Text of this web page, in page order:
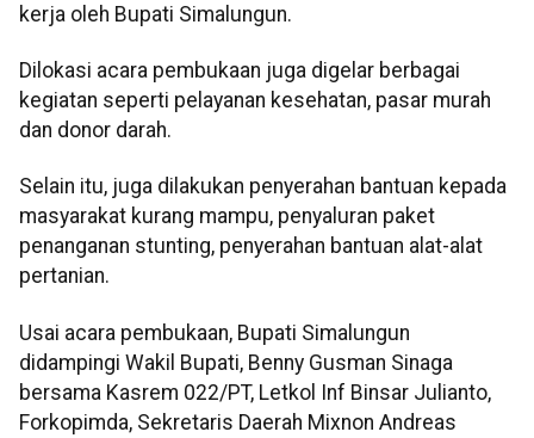
kerja oleh Bupati Simalungun.
Dilokasi acara pembukaan juga digelar berbagai
kegiatan seperti pelayanan kesehatan, pasar murah
dan donor darah.
Selain itu, juga dilakukan penyerahan bantuan kepada
masyarakat kurang mampu, penyaluran paket
penanganan stunting, penyerahan bantuan alat-alat
pertanian.
Usai acara pembukaan, Bupati Simalungun
didampingi Wakil Bupati, Benny Gusman Sinaga
bersama Kasrem 022/PT, Letkol Inf Binsar Julianto,
Forkopimda, Sekretaris Daerah Mixnon Andreas